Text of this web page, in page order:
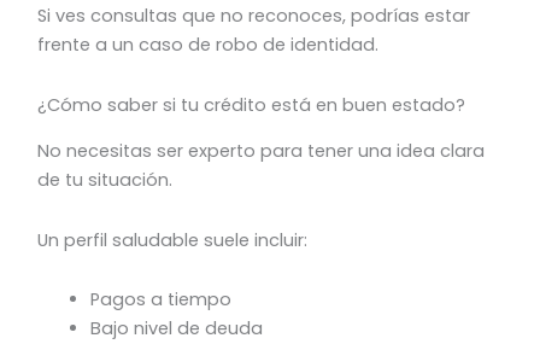
Si ves consultas que no reconoces, podrías estar
frente a un caso de robo de identidad.
¿Cómo saber si tu crédito está en buen estado?
No necesitas ser experto para tener una idea clara
de tu situación.
Un perfil saludable suele incluir:
Pagos a tiempo
Bajo nivel de deuda